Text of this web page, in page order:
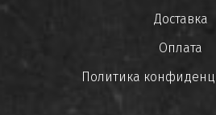
Доставка
Оплата
Политика